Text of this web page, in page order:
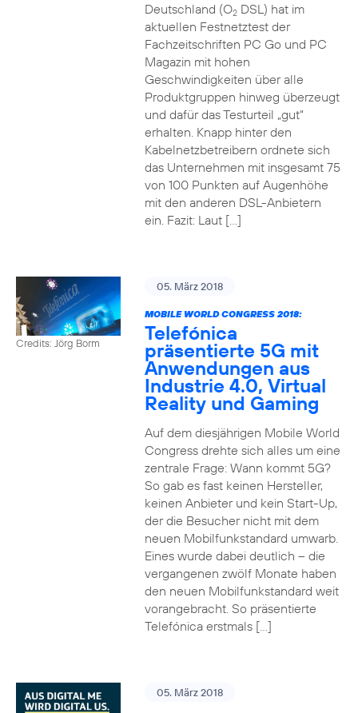
Deutschland (O2DSL) hat im
aktuellen Festnetztest der
Fachzeitschriften PC Go und PC
Magazin mit hohen
Geschwindigkeiten über alle
Produktgruppen hinweg überzeugt
und dafür das Testurteil „gut“
erhalten. Knapp hinter den
Kabelnetzbetreibern ordnete sich
das Unternehmen mit insgesamt 75
von 100 Punkten auf Augenhöhe
mit den anderen DSL-Anbietern
ein. Fazit: Laut […]
Credits: Jörg Borm
05. März 2018
MOBILE WORLD CONGRESS 2018:
Telefónica
präsentierte 5G mit
Anwendungen aus
Industrie 4.0, Virtual
Reality und Gaming
Auf dem diesjährigen Mobile World
Congress drehte sich alles um eine
zentrale Frage: Wann kommt 5G?
So gab es fast keinen Hersteller,
keinen Anbieter und kein Start-Up,
der die Besucher nicht mit dem
neuen Mobilfunkstandard umwarb.
Eines wurde dabei deutlich – die
vergangenen zwölf Monate haben
den neuen Mobilfunkstandard weit
vorangebracht. So präsentierte
Telefónica erstmals […]
05. März 2018